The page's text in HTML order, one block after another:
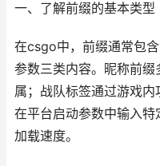
一、了解前缀的基本类型
在csgo中，前缀通常包
参数三类内容。昵称前
属；战队标签通过游戏
在平台启动参数中输入
加载速度。